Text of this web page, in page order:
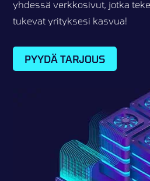
yhdessä verkkosivut, jotka
tukevat yrityksesi kasvua!
PYYDÄ TARJOUS